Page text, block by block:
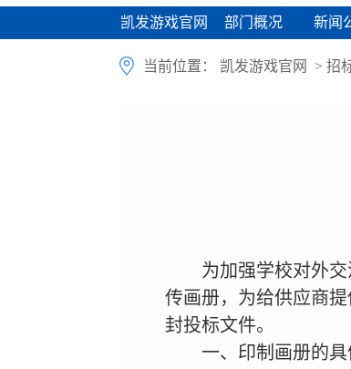
凯发游戏官网
凯发游戏官网 部门概况
部门概况 新闻
新闻
当前位置： 凯发游戏官网 > 招
为加强学校对外
传画册，为给供应商
封投标文件。
一、印制画册的具